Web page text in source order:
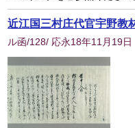
近江国三村庄代官宇野教
ル函/128/ 応永18年11月19日